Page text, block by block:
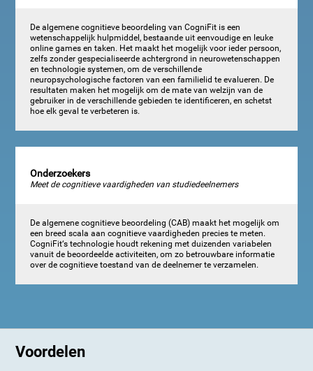
De algemene cognitieve beoordeling van CogniFit is een
wetenschappelijk hulpmiddel, bestaande uit eenvoudige en leuke
online games en taken. Het maakt het mogelijk voor ieder persoon,
zelfs zonder gespecialiseerde achtergrond in neurowetenschappen
en technologie systemen, om de verschillende
neuropsychologische factoren van een familielid te evalueren. De
resultaten maken het mogelijk om de mate van welzijn van de
gebruiker in de verschillende gebieden te identificeren, en schetst
hoe elk geval te verbeteren is.
Onderzoekers
Meet de cognitieve vaardigheden van studiedeelnemers
De algemene cognitieve beoordeling (CAB) maakt het mogelijk om
een breed scala aan cognitieve vaardigheden precies te meten.
CogniFit‘s technologie houdt rekening met duizenden variabelen
vanuit de beoordeelde activiteiten, om zo betrouwbare informatie
over de cognitieve toestand van de deelnemer te verzamelen.
Voordelen